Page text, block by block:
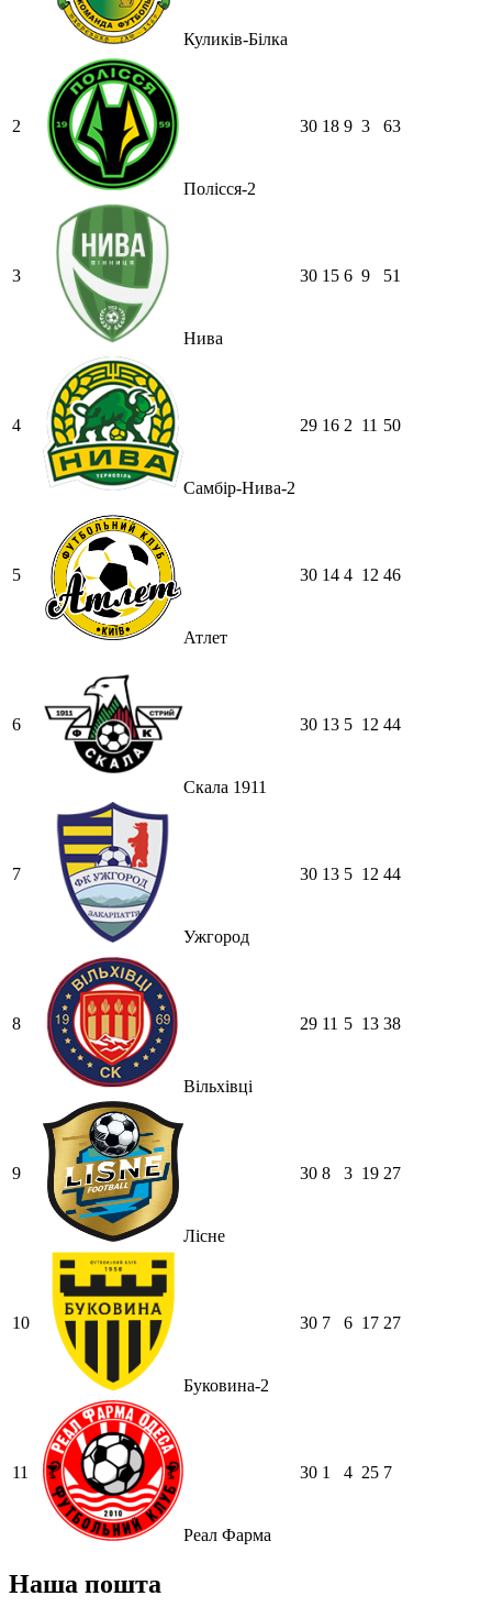
Куликів-Білка
2
Полісся-2
30 18 9 3 63
3
Нива
30 15 6 9 51
4
Самбір-Нива-2
29 16 2 11 50
5
Атлет
30 14 4 12 46
6
Скала 1911
30 13 5 12 44
7
Ужгород
30 13 5 12 44
8
Вільхівці
29 11 5 13 38
9
Лісне
30 8 3 19 27
10
Буковина-2
30 7 6 17 27
11
Реал Фарма
30 1 4 25 7
Наша пошта